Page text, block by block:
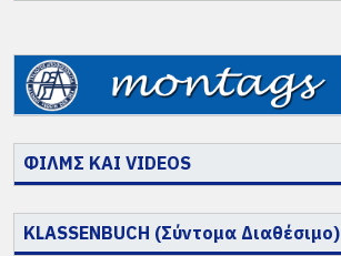
ΦΙΛΜΣ ΚΑΙ VIDEOS
KLASSENBUCH (Σύντομα Διαθέσιμο)